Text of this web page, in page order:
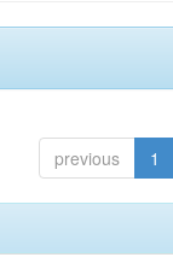
previous 1